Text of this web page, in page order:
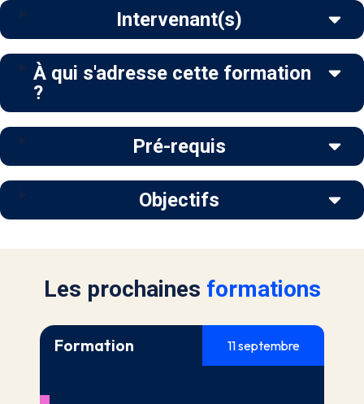
Intervenant(s)
À qui s'adresse cette formation
?
Pré-requis
Objectifs
Les prochaines formations
Formation 11 septembre